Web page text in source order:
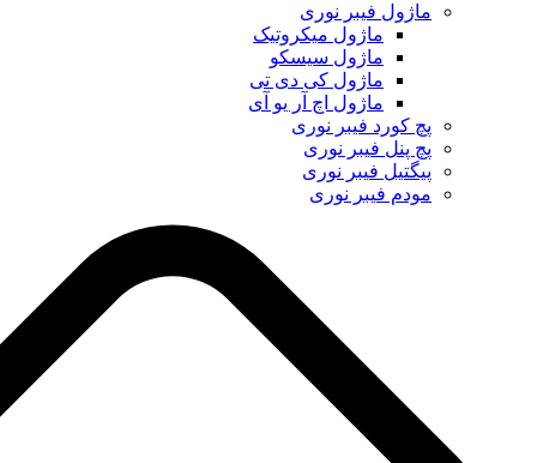
ماژول فیبر نوری
ماژول میکروتیک
ماژول سیسکو
ماژول کی دی تی
ماژول اچ آر یو آی
پچ کورد فیبر نوری
پچ پنل فیبر نوری
پیگتیل فیبر نوری
مودم فیبر نوری